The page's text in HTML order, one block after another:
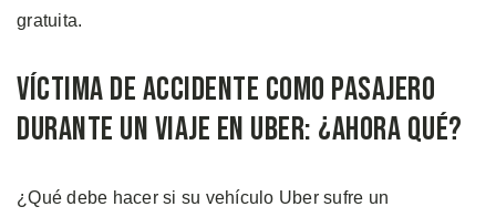
gratuita.
Víctima de Accidente como Pasajero
Durante un Viaje en Uber: ¿Ahora Qué?
¿Qué debe hacer si su vehículo Uber sufre un